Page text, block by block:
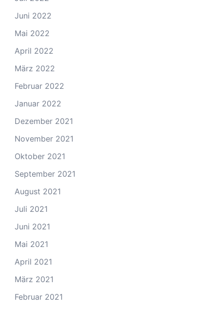
Juni 2022
Mai 2022
April 2022
März 2022
Februar 2022
Januar 2022
Dezember 2021
November 2021
Oktober 2021
September 2021
August 2021
Juli 2021
Juni 2021
Mai 2021
April 2021
März 2021
Februar 2021